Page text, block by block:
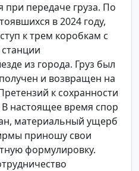
при передаче груза. По
в 2024 году,
к трем коробкам с
из города. Груз был
и возвращен на
к сохранности
настоящее время спор
материальный ущерб
приношу свои
формулировку.